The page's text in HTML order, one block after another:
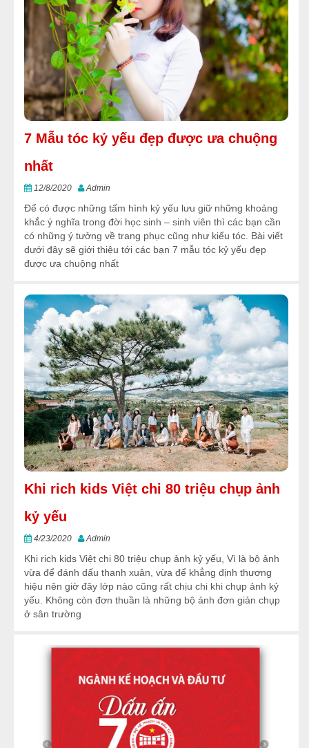
7 Mẫu tóc kỷ yếu đẹp được ưa chuộng
nhất
12/8/2020 Admin
Để có được những tấm hình kỷ yếu lưu giữ những khoảng
khắc ý nghĩa trong đời học sinh – sinh viên thì các bạn cần
có những ý tưởng về trang phục cũng như kiểu tóc. Bài viết
dưới đây sẽ giới thiệu tới các bạn 7 mẫu tóc kỷ yếu đẹp
được ưa chuộng nhất
Khi rich kids Việt chi 80 triệu chụp ảnh
kỷ yếu
4/23/2020 Admin
Khi rich kids Việt chi 80 triệu chụp ảnh kỷ yếu, Vì là bộ ảnh
vừa để đánh dấu thanh xuân, vừa để khẳng định thương
hiệu nên giờ đây lớp nào cũng rất chịu chi khi chụp ảnh kỷ
yếu. Không còn đơn thuần là những bộ ảnh đơn giản chụp
ở sân trường